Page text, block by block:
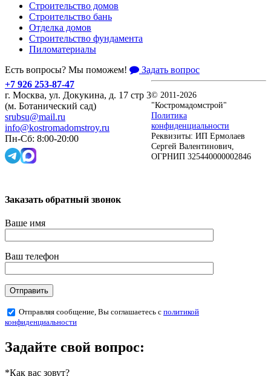
Строительство домов
Строительство бань
Отделка домов
Строительство фундамента
Пиломатериалы
Есть вопросы? Мы поможем!
Задать вопрос
+7 926 253-87-47
г. Москва, ул. Докукина, д. 17 стр 3
(м. Ботанический сад)
srubsu@mail.ru
info@kostromadomstroy.ru
Пн-Сб: 8:00-20:00
© 2011-2026
"Костромадомстрой"
Политика
конфиденциальности
Реквизиты: ИП Ермолаев
Сергей Валентинович,
ОГРНИП 325440000002846
Заказать обратный звонок
Ваше имя
Ваш телефон
Отправляя сообщение, Вы соглашаетесь с политикой
конфиденциальности
Задайте свой вопрос:
*Как вас зовут?